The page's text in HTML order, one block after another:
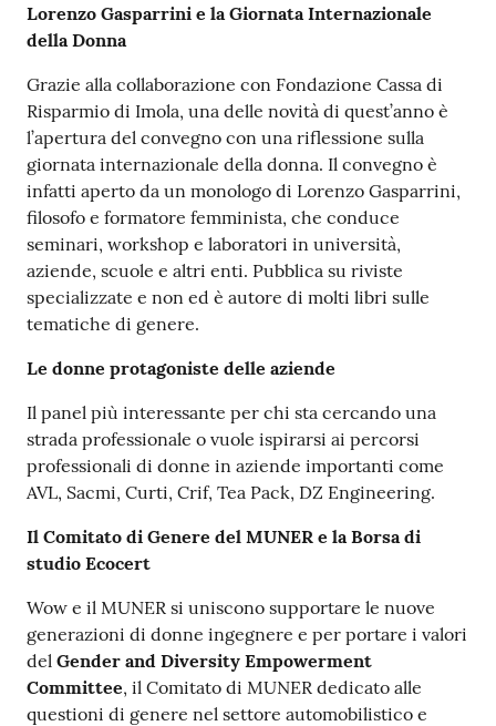
Lorenzo Gasparrini e la Giornata Internazionale
della Donna
Grazie alla collaborazione con Fondazione Cassa di
Risparmio di Imola, una delle novità di quest’anno è
l’apertura del convegno con una riflessione sulla
giornata internazionale della donna. Il convegno è
infatti aperto da un monologo di Lorenzo Gasparrini,
filosofo e formatore femminista, che conduce
seminari, workshop e laboratori in università,
aziende, scuole e altri enti. Pubblica su riviste
specializzate e non ed è autore di molti libri sulle
tematiche di genere.
Le donne protagoniste delle aziende
Il panel più interessante per chi sta cercando una
strada professionale o vuole ispirarsi ai percorsi
professionali di donne in aziende importanti come
AVL, Sacmi, Curti, Crif, Tea Pack, DZ Engineering.
Il Comitato di Genere del MUNER e la Borsa di
studio Ecocert
Wow e il MUNER si uniscono supportare le nuove
generazioni di donne ingegnere e per portare i valori
del Gender and Diversity Empowerment
Committee, il Comitato di MUNER dedicato alle
questioni di genere nel settore automobilistico e